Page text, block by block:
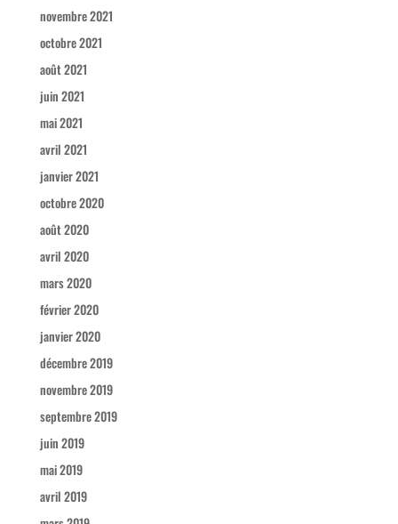
novembre 2021
octobre 2021
août 2021
juin 2021
mai 2021
avril 2021
janvier 2021
octobre 2020
août 2020
avril 2020
mars 2020
février 2020
janvier 2020
décembre 2019
novembre 2019
septembre 2019
juin 2019
mai 2019
avril 2019